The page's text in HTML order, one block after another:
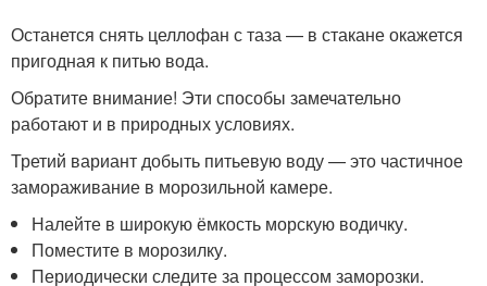
Останется снять целлофан с таза — в стакане окажется
пригодная к питью вода.
Обратите внимание! Эти способы замечательно
работают и в природных условиях.
Третий вариант добыть питьевую воду — это частичное
замораживание в морозильной камере.
Налейте в широкую ёмкость морскую водичку.
Поместите в морозилку.
Периодически следите за процессом заморозки.